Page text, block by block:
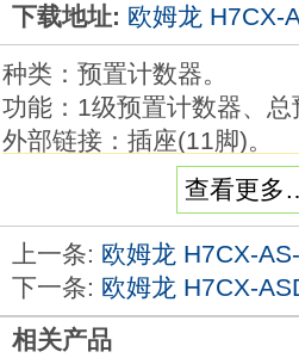
下载地址: 欧姆龙 H7CX-
种类：预置计数器。
功能：1级预置计数器、总
外部链接：插座(11脚)。
设置：1级设定。
显示为数：6位。
输出：晶体管输出(1a)。
电源电压：AC24V/DC12
更清晰、操作更简单。
No.1计数器/转速表性能进
查看更
上一条: 欧姆龙 H7CX-
下一条: 欧姆龙 H7CX-
相关产品